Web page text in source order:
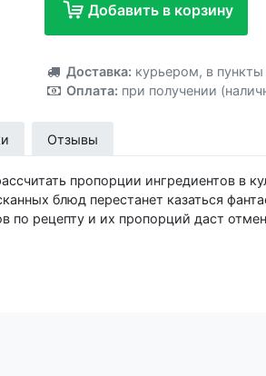
Добавить в корзину
Добавлено!
Доставка: курьером, в
Оплата: при получении
Отзывы
пропорции ингредиентов в
блюд перестанет казаться
по рецепту и их пропорций даст
на 10-15 мл, так как у разных
покупка по хорошей цене!